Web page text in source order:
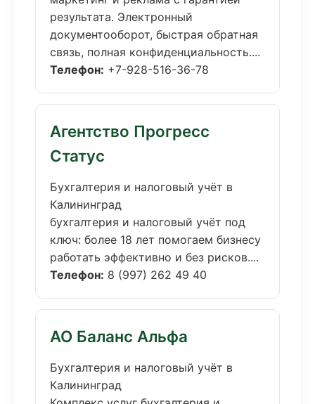
результата. Электронный
документооборот, быстрая обратная
связь, полная конфиденциальность....
Телефон: +7-928-516-36-78
Агентство Прогресс
Статус
Бухгалтерия и налоговый учёт в
Калининград
бухгалтерия и налоговый учёт под
ключ: более 18 лет помогаем бизнесу
работать эффективно и без рисков....
Телефон: 8 (997) 262 49 40
АО Баланс Альфа
Бухгалтерия и налоговый учёт в
Калининград